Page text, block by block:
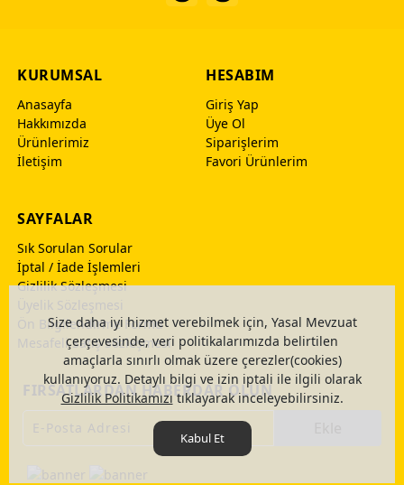
Size daha iyi hizmet verebilmek için, Yasal Mevzuat
çerçevesinde, veri politikalarımızda belirtilen
amaçlarla sınırlı olmak üzere çerezler(cookies)
kullanıyoruz. Detaylı bilgi ve izin iptali ile ilgili olarak
Gizlilik Politikamızıtıklayarak inceleyebilirsiniz.
Kabul Et
KURUMSAL
Anasayfa
Hakkımızda
Ürünlerimiz
İletişim
HESABIM
Giriş Yap
Üye Ol
Siparişlerim
Favori Ürünlerim
SAYFALAR
Sık Sorulan Sorular
İptal / İade İşlemleri
Gizlilik Sözleşmesi
Üyelik Sözleşmesi
Ön Bilgilendirme Formu
Mesafeli Satış Sözleşmesi
FIRSATLARDAN HABERDAR OLUN